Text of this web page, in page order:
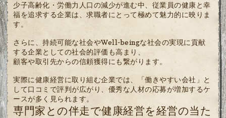
少子高齢化・労働力人口の減少が進む中、従業員の健康と幸
福を追求する企業は、求職者にとって極めて魅力的に映りま
す。
さらに、持続可能な社会やWell-beingな社会の実現に貢献
する企業としての社会的評価も高まり、
顧客や取引先からの信頼獲得にも繋がります。
実際に健康経営に取り組む企業では、「働きやすい会社」と
して口コミで評判が広がり、優秀な人材の応募が増加するケ
ースが多く見られます。
専門家との伴走で健康経営を経営の当た